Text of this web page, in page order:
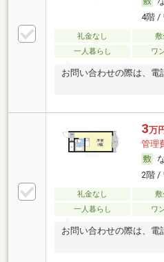
4階 /
礼金なし 敷
一人暮らし
ワ
お問い合わせの際は、電
3万
管理
2階 /
礼金なし 敷
一人暮らし
ワ
お問い合わせの際は、電